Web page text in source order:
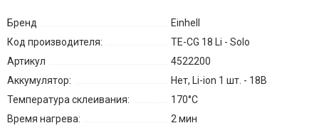
Бренд
Einhell
Код производителя:
TE-CG 18 Li - Solo
Артикул
4522200
Аккумулятор:
Нет, Li-ion 1 шт. - 18В
Температура склеивания:
170°С
Время нагрева:
2 мин